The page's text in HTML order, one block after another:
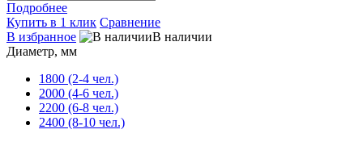
Подробнее
Купить в 1 клик Сравнение
В избранное
В наличии
Диаметр, мм
1800 (2-4 чел.)
2000 (4-6 чел.)
2200 (6-8 чел.)
2400 (8-10 чел.)